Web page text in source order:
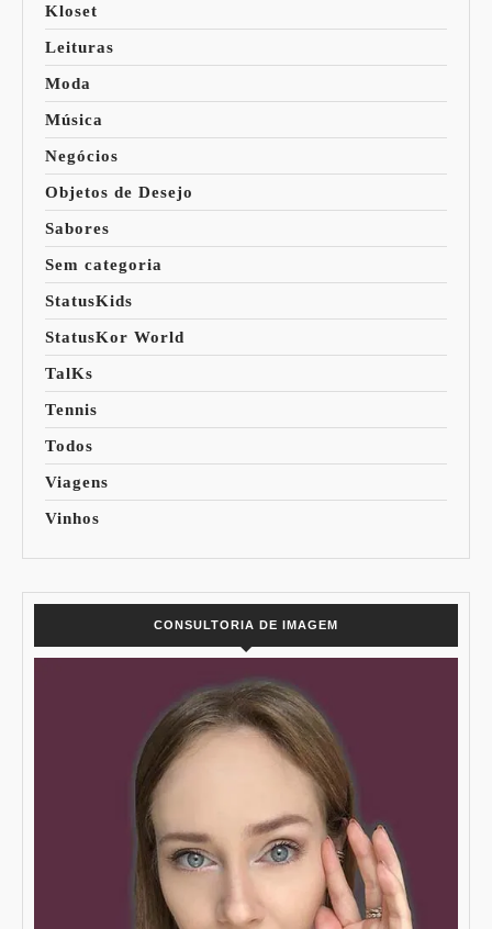
Kloset
Leituras
Moda
Música
Negócios
Objetos de Desejo
Sabores
Sem categoria
StatusKids
StatusKor World
TalKs
Tennis
Todos
Viagens
Vinhos
CONSULTORIA DE IMAGEM